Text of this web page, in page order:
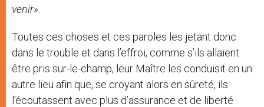
venir».
Toutes ces choses et ces paroles les jetant donc
dans le trouble et dans l’effroi, comme s’ils allaient
être pris sur-le-champ, leur Maître les conduisit en un
autre lieu afin que, se croyant alors en sûreté, ils
l’écoutassent avec plus d’assurance et de liberté